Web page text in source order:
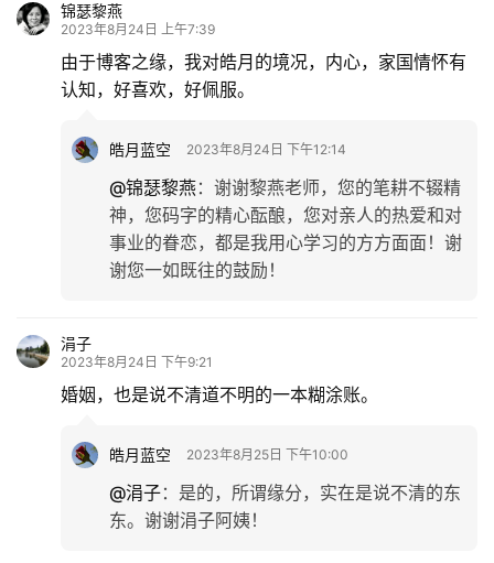
锦瑟黎燕
2023年8月24日 上午7:39
由于博客之缘，我对皓月的境况，内心，家国情怀有
认知，好喜欢，好佩服。
皓月蓝空 2023年8月24日 下午12:14
@锦瑟黎燕： 谢谢黎燕老师，您的笔耕不辍精
神，您码字的精心酝酿，您对亲人的热爱和对
事业的眷恋，都是我用心学习的方方面面！谢
谢您一如既往的鼓励！
涓子
2023年8月24日 下午9:21
婚姻，也是说不清道不明的一本糊涂账。
皓月蓝空 2023年8月25日 下午10:00
@涓子： 是的，所谓缘分，实在是说不清的东
东。谢谢涓子阿姨！